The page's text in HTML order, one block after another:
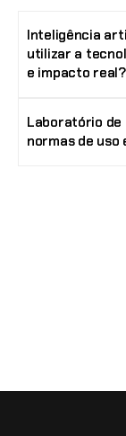
Inteligência
utilizar a
e impacto real?
Laboratório de
normas de